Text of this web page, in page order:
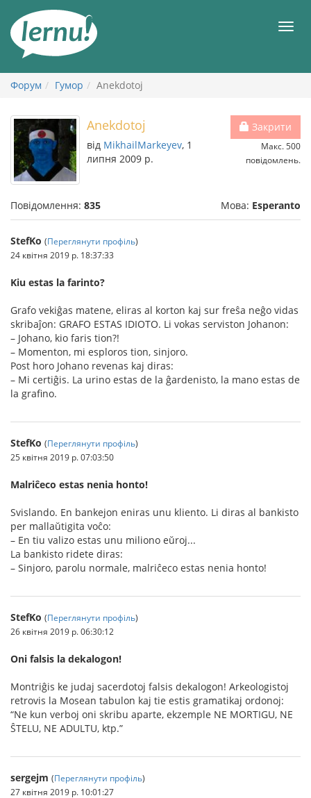
змісту
Форум Гумор Anekdotoj
Закрити
Макс. 500
повідомлень.
Anekdotoj
від MikhailMarkeyev, 1
липня 2009 р.
Повідомлення: 835 Мова: Esperanto
StefKo (Переглянути профіль)
24 квітня 2019 р. 18:37:33
Kiu estas la farinto?
Grafo vekiĝas matene, eliras al korton kaj sur freŝa neĝo vidas
skribaĵon: GRAFO ESTAS IDIOTO. Li vokas serviston Johanon:
– Johano, kio faris tion?!
– Momenton, mi esploros tion, sinjoro.
Post horo Johano revenas kaj diras:
– Mi certiĝis. La urino estas de la ĝardenisto, la mano estas de
la grafino.
StefKo (Переглянути профіль)
25 квітня 2019 р. 07:03:50
Malriĉeco estas nenia honto!
Svislando. En bankejon eniras unu kliento. Li diras al bankisto
per mallaŭtigita voĉo:
– En tiu valizo estas unu miliono eŭroj...
La bankisto ridete diras:
– Sinjoro, parolu normale, malriĉeco estas nenia honto!
StefKo (Переглянути профіль)
26 квітня 2019 р. 06:30:12
Oni falsis la dekalogon!
Montriĝis ke judaj sacerdotoj falsis dekalogon! Arkeologistoj
retrovis la Mosean tabulon kaj tie estis gramatikaj ordonoj:
“Ne kun verboj oni skribu aparte, ekzemple NE MORTIGU, NE
ŜTELU, NE ADULTU, ktp.”
sergejm (Переглянути профіль)
27 квітня 2019 р. 10:01:27